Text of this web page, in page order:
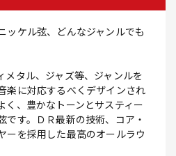
ッケル弦、どんなジャンルでも
メタル、ジャズ等、ジャンルを
楽に対応するべくデザインされ
く、豊かなトーンとサスティー
です。ＤＲ最新の技術、コア・
ーを採用した最高のオールラウ